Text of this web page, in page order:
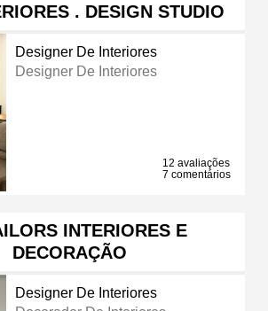
. DESIGN STUDIO
Designer De Interiores
Designer De Interiores
12 avaliações
7 comentários
INTERIORES E
DECORAÇÃO
Designer De Interiores